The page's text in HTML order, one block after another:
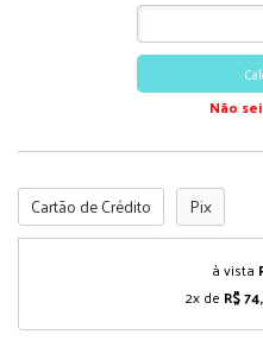
Não
Cartão de Crédito Pix
à vista
2x de R$